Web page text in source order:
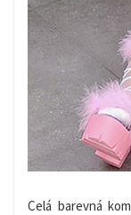
Celá barevná